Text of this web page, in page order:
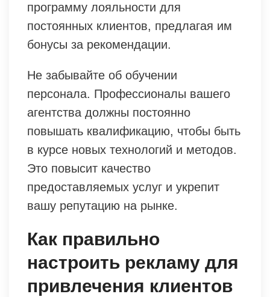
программу лояльности для
постоянных клиентов, предлагая им
бонусы за рекомендации.
Не забывайте об обучении
персонала. Профессионалы вашего
агентства должны постоянно
повышать квалификацию, чтобы быть
в курсе новых технологий и методов.
Это повысит качество
предоставляемых услуг и укрепит
вашу репутацию на рынке.
Как правильно
настроить рекламу для
привлечения клиентов